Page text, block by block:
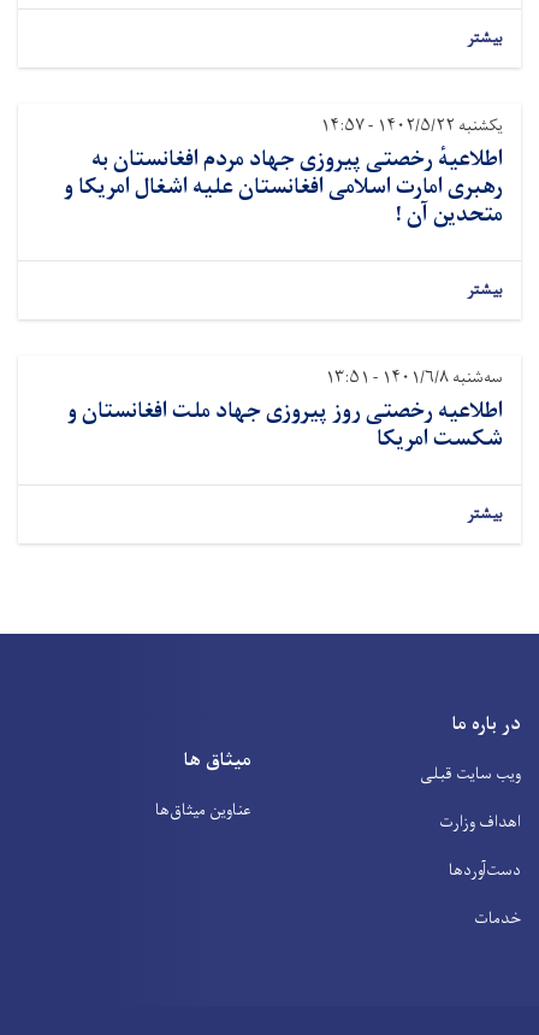
بیشتر
یکشنبه ۱۴۰۲/۵/۲۲ - ۱۴:۵۷
اطلاعیهٔ رخصتی پیروزی جهاد مردم افغانستان به
رهبری امارت اسلامی افغانستان علیه اشغال امریکا و
متحدین آن !
بیشتر
سه‌شنبه ۱۴۰۱/۶/۸ - ۱۳:۵۱
اطلاعیه رخصتی روز پیروزی جهاد ملت افغانستان و
شکست امریکا
بیشتر
در باره ما
ویب سایت قبلی
اهداف وزارت
دست‌آوردها
خدمات
میثاق ها
عناوین‌ میثاق‌ها